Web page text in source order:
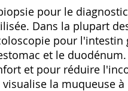
pour le
Dans la plupart
pour
et le
et pour réduire
la muqueuse